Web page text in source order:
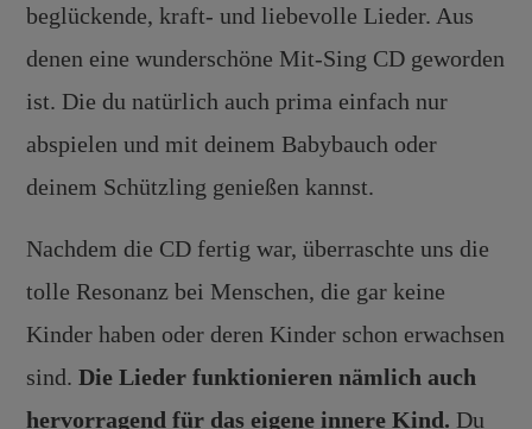
beglückende, kraft- und liebevolle Lieder. Aus
denen eine wunderschöne Mit-Sing CD geworden
ist. Die du natürlich auch prima einfach nur
abspielen und mit deinem Babybauch oder
deinem Schützling genießen kannst.
Nachdem die CD fertig war, überraschte uns die
tolle Resonanz bei Menschen, die gar keine
Kinder haben oder deren Kinder schon erwachsen
sind. Die Lieder funktionieren nämlich auch
hervorragend für das eigene innere Kind. Du